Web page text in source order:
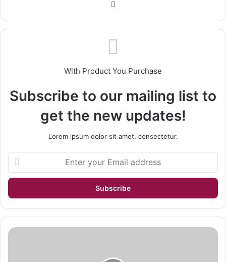
With Product You Purchase
Subscribe to our mailing list to
get the new updates!
Lorem ipsum dolor sit amet, consectetur.